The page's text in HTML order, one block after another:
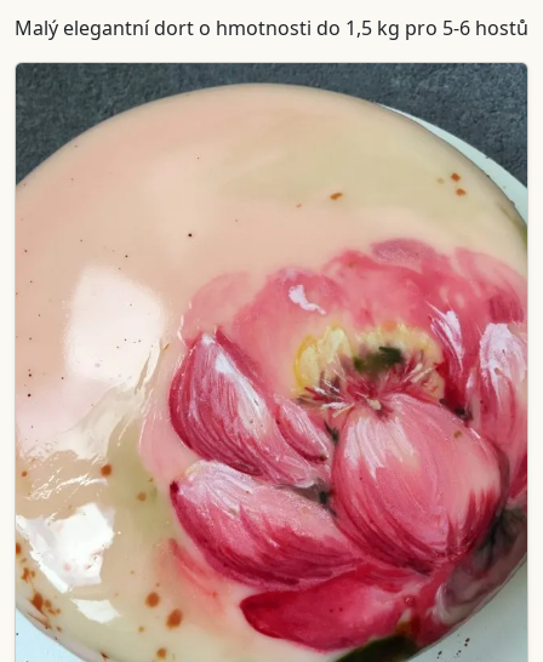
Malý elegantní dort o hmotnosti do 1,5 kg pro 5-6 hostů